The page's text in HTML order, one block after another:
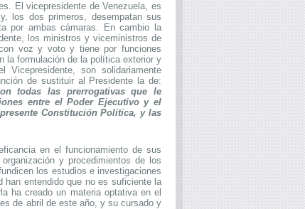
El vicepresidente de Venezuela, es
los dos primeros, desempatan sus
por ambas cámaras. En cambio la
los ministros y viceministros de
voz y voto y tiene por funciones
la formulación de la política exterior y
son solidariamente
de sustituir al Presidente la de:
todas las prerrogativas que le
entre el Poder Ejecutivo y el
Constitución Política, y las
en el funcionamiento de sus
y procedimientos de los
los estudios e investigaciones
han entendido que no es suficiente la
ha creado un materia optativa en el
de abril de este año, y su cursado y